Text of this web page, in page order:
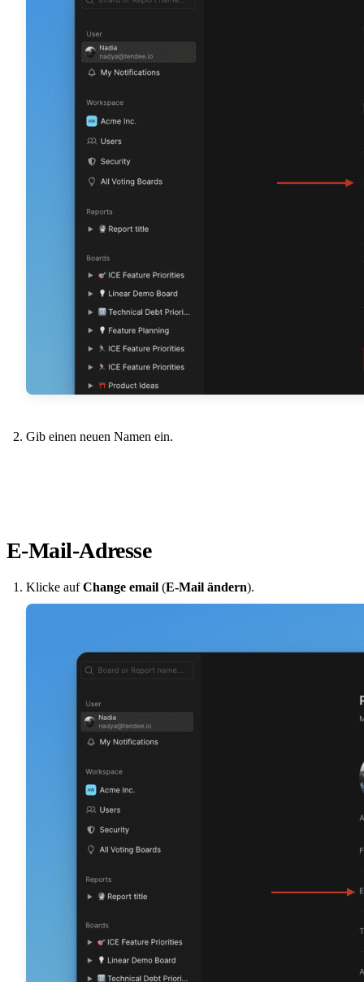
Gib einen neuen Namen ein.
E-Mail-Adresse
Klicke aufChange email (E-Mail ändern).